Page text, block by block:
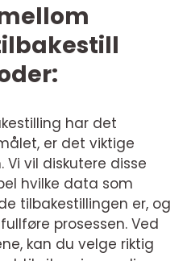
har det
er det viktige
vil diskutere disse
hvilke data som
tilbakestillingen er, og
prosessen. Ved
kan du velge riktig